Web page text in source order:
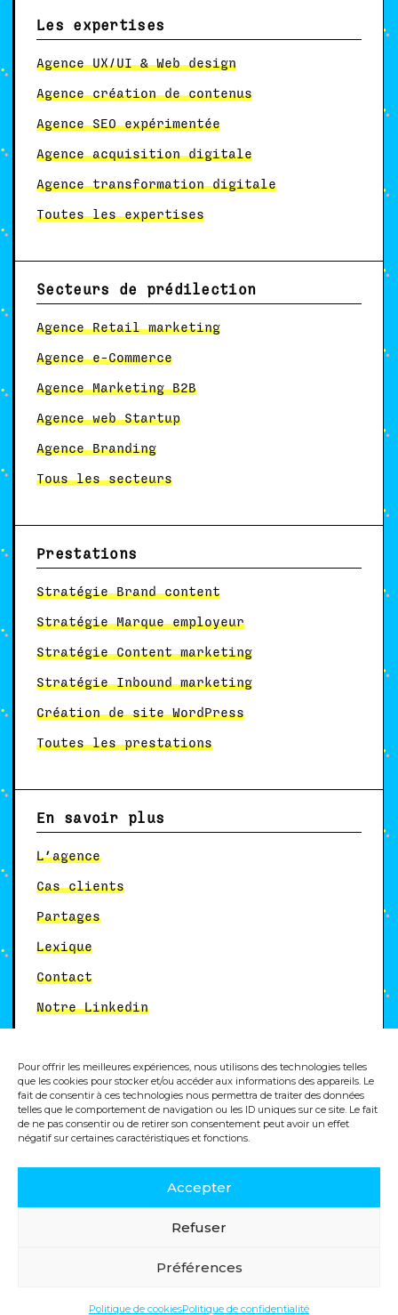
Pour offrir les meilleures expériences, nous utilisons des technologies telles
que les cookies pour stocker et/ou accéder aux informations des appareils. Le
fait de consentir à ces technologies nous permettra de traiter des données
telles que le comportement de navigation ou les ID uniques sur ce site. Le fait
de ne pas consentir ou de retirer son consentement peut avoir un effet
négatif sur certaines caractéristiques et fonctions.
Accepter
Refuser
Préférences
Politique de cookiesPolitique de confidentialité
Les expertises
Agence UX/UI & Web design
Agence création de contenus
Agence SEO expérimentée
Agence acquisition digitale
Agence transformation digitale
Toutes les expertises
Secteurs de prédilection
Agence Retail marketing
Agence e-Commerce
Agence Marketing B2B
Agence web Startup
Agence Branding
Tous les secteurs
Prestations
Stratégie Brand content
Stratégie Marque employeur
Stratégie Content marketing
Stratégie Inbound marketing
Création de site WordPress
Toutes les prestations
En savoir plus
L’agence
Cas clients
Partages
Lexique
Contact
Notre Linkedin
Autres services
Formation analytics
© 2025, Dity, agence digitale
Politique de cookies
Politique de confidentialité